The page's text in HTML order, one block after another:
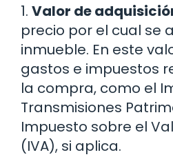
1. Valor de
precio por el cual se
inmueble. En este
gastos e impuestos
la compra, como el
Transmisiones
Impuesto sobre el
(IVA), si aplica.